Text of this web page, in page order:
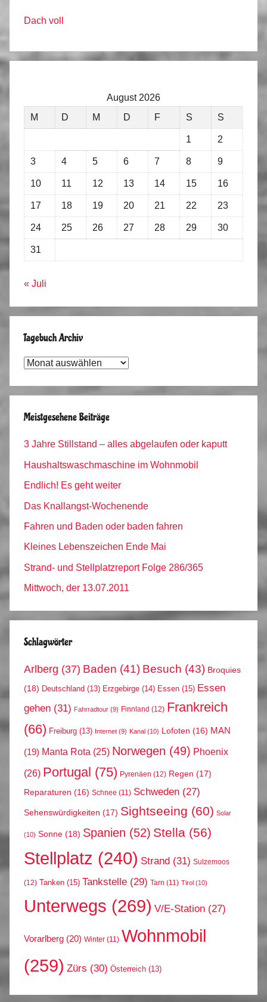
Dach voll
August 2026
M
D M D F S S
1 2
3 4 5 6 7 8 9
10 11 12 13 14 15 16
17 18 19 20 21 22 23
24 25 26 27 28 29 30
31
« Juli
Tagebuch Archiv
Tagebuch
Meistgesehene Beiträge
3 Jahre Stillstand – alles abgelaufen oder kaputt
Haushaltswaschmaschine im Wohnmobil
Endlich! Es geht weiter
Das Knallangst-Wochenende
Fahren und Baden oder baden fahren
Kleines Lebenszeichen Ende Mai
Strand- und Stellplatzreport Folge 286/365
Mittwoch, der 13.07.2011
Schlagwörter
Arlberg (37) Baden (41) Besuch (43) Broquies
(18) Deutschland (13) Erzgebirge (14) Essen (15) Essen
gehen (31) Fahrradtour (9) Finnland (12) Frankreich
(66) Freiburg (13) Internet (9) Kanal (10) Lofoten (16) MAN
(19) Manta Rota (25) Norwegen (49) Phoenix
(26) Portugal (75) Pyrenäen (12) Regen (17)
Reparaturen (16) Schnee (11) Schweden (27)
Sehenswürdigkeiten (17) Sightseeing (60) Solar
(10) Sonne (18) Spanien (52) Stella (56)
Stellplatz (240) Strand (31) Sulzemoos
(12) Tanken (15) Tankstelle (29) Tarn (11) Tirol (10)
Unterwegs (269) V/E-Station (27)
Vorarlberg (20) Winter (11) Wohnmobil
(259) Zürs (30) Österreich (13)